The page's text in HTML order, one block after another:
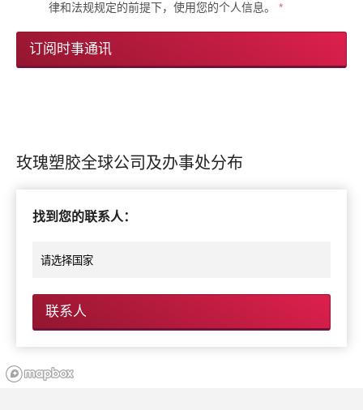
律和法规规定的前提下，使用您的个人信息。 *
订阅时事通讯
玫瑰塑胶全球公司及办事处分布
找到您的联系人：
联系人